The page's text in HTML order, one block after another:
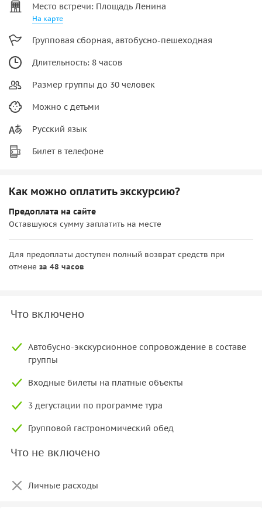
Место встречи: Площадь Ленина
На карте
Групповая сборная, автобусно-пешеходная
Длительность: 8 часов
Размер группы до 30 человек
Можно с детьми
Русский язык
Билет в телефоне
Как можно оплатить экскурсию?
Предоплата на сайте
Оставшуюся сумму заплатить на месте
Для предоплаты доступен полный возврат средств при
отмене за 48 часов
Что включено
Автобусно-экскурсионное сопровождение в составе
группы
Входные билеты на платные объекты
3 дегустации по программе тура
Групповой гастрономический обед
Что не включено
Личные расходы